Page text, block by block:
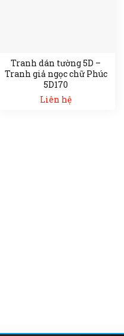
Tranh dán tường 5D –
Tranh giả ngọc chữ Phúc
5D170
Liên hệ